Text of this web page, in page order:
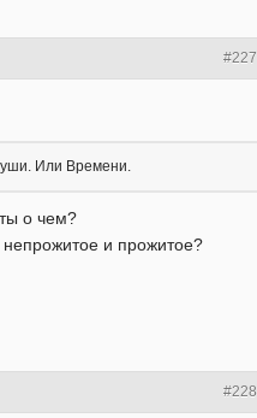
#227
Или Времени.
о чем?
и прожитое?
#228